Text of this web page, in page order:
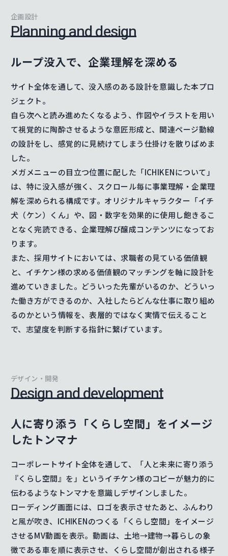
企画設計
Planning and design
ループ没入で、企業理解を深める
サイト全体を通して、没入感のある設計を意識した本プロ
ジェクト。
自ら次へと読み進めたくなるよう、作図やイラストを用い
て視覚的に陶酔させるような意匠形成と、関連ページ動線
の設計をし、感覚的に見続けてしまう仕掛けを散りばめま
した。
メガメニューの目立つ位置に配した「ICHIKENについて」
は、特に没入感が強く、スクロール毎に事業理解・企業理
解を深められる構成です。オリジナルキャラクター「イチ
犬（ケン）くん」や、図・数字を効果的に使用し飽きるこ
となく完読できる、企業理解び醸成コンテンツになってお
ります。
また、採用サイトにおいては、求職者の見ている価値観
と、イチケン様の求める価値観のマッチングを軸に設計を
進めていきました。どういった先輩がいるのか、どういっ
た働き方ができるのか、入社したらどんな仕事に取り組め
るのかという情報を、表層的ではなく実情で伝えること
で、志望度を判断する指針に繋げています。
デザイン・開発
Design and development
人に寄り添う「くらし空間」をイメージ
したトンマナ
コーポレートサイト全体を通して、「人と未来に寄り添う
『くらし空間』を」というイチケン様のコピーが魅力的に
伝わるようなトンマナを意識しデザインしました。
ローディング画面には、ロゴを表示させたあと、ふんわり
と風が吹き、ICHIKENのつくる「くらし空間」をイメージ
させるMV動画を表示。動画は、土地→建物→暮らしの象
徴である車を順に表示させ、くらし空間が創出される様子